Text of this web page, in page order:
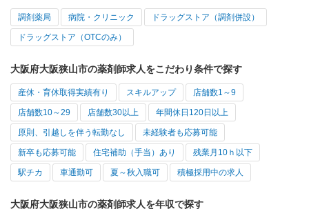
調剤薬局 病院・クリニック ドラッグストア（調剤併設）
ドラッグストア（OTCのみ）
大阪府大阪狭山市の薬剤師求人をこだわり条件で探す
産休・育休取得実績有り スキルアップ 店舗数1～9
店舗数10～29 店舗数30以上 年間休日120日以上
原則、引越しを伴う転勤なし 未経験者も応募可能
新卒も応募可能 住宅補助（手当）あり 残業月10ｈ以下
駅チカ 車通勤可 夏～秋入職可 積極採用中の求人
大阪府大阪狭山市の薬剤師求人を年収で探す